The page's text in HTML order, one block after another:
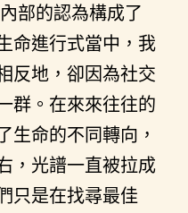
部的認為構成了
命進行式當中，我
反地，卻因為社交
群。在來來往往的
生命的不同轉向，
，光譜一直被拉成
只是在找尋最佳